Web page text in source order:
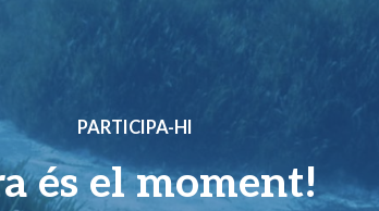
PARTICIPA-HI
és el moment!